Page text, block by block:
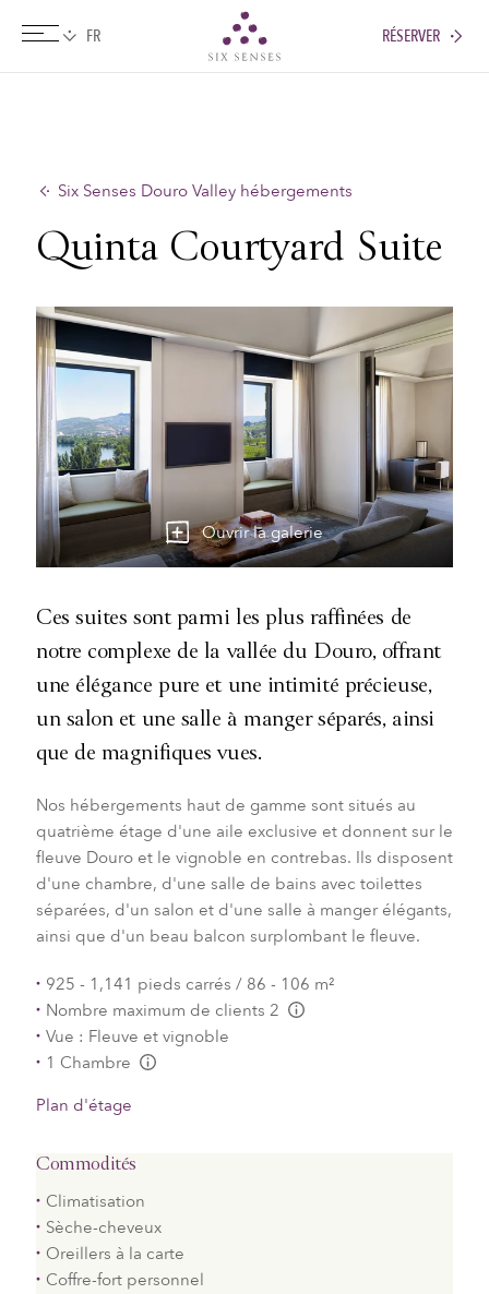
RÉSERVER
Six Senses Douro Valley hébergements
Quinta Courtyard Suite
Ouvrir la galerie
Ces suites sont parmi les plus raffinées de
notre complexe de la vallée du Douro, offrant
une élégance pure et une intimité précieuse,
un salon et une salle à manger séparés, ainsi
que de magnifiques vues.
Nos hébergements haut de gamme sont situés au
quatrième étage d'une aile exclusive et donnent sur le
fleuve Douro et le vignoble en contrebas. Ils disposent
d'une chambre, d'une salle de bains avec toilettes
séparées, d'un salon et d'une salle à manger élégants,
ainsi que d'un beau balcon surplombant le fleuve.
925 - 1,141 pieds carrés / 86 - 106 m²
Nombre maximum de clients 2
Vue : Fleuve et vignoble
1 Chambre
Plan d'étage
Commodités
Climatisation
Sèche-cheveux
Oreillers à la carte
Coffre-fort personnel